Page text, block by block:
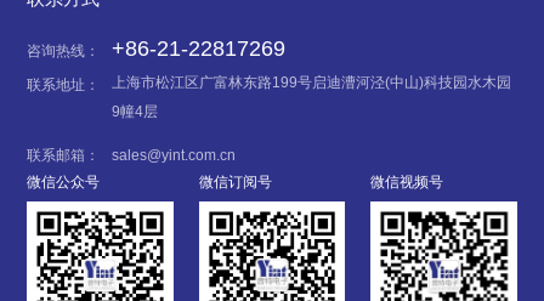
咨询热线： +86-21-22817269
联系地址：
上海市松江区广富林东路199号启迪漕河泾(中山)科技园水木园
9幢4层
联系邮箱：
sales@yint.com.cn
微信公众号
微信订阅号 微信视频号